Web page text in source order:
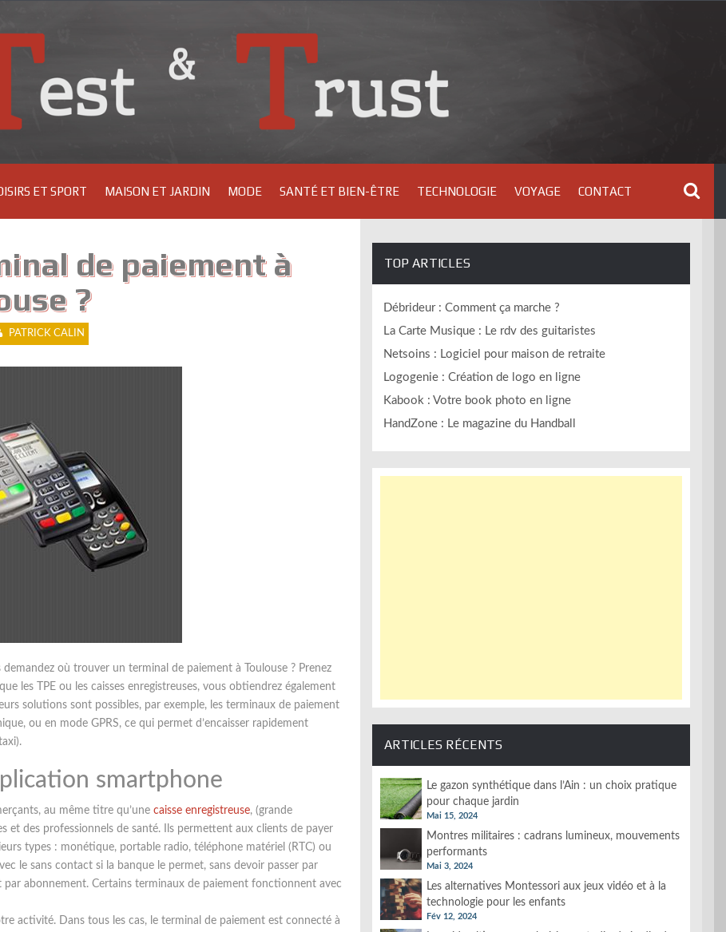
ET SPORT MAISON ET JARDIN MODE SANTÉ ET BIEN-ÊTRE TECHNOLOGIE VOYAGE CONTACT
de paiement à
?
PATRICK CALIN
où trouver un terminal de paiement à Toulouse ? Prenez
les TPE ou les caisses enregistreuses, vous obtiendrez également
solutions sont possibles, par exemple, les terminaux de paiement
ou en mode GPRS, ce qui permet d’encaisser rapidement
smartphone
au même titre qu’une caisse enregistreuse, (grande
et des professionnels de santé. Ils permettent aux clients de payer
types : monétique, portable radio, téléphone matériel (RTC) ou
le sans contact si la banque le permet, sans devoir passer par
par abonnement. Certains terminaux de paiement fonctionnent avec
activité. Dans tous les cas, le terminal de paiement est connecté à
TOP ARTICLES
Débrideur : Comment ça marche ?
La Carte Musique : Le rdv des guitaristes
Netsoins : Logiciel pour maison de retraite
Logogenie : Création de logo en ligne
Kabook : Votre book photo en ligne
HandZone : Le magazine du Handball
ARTICLES RÉCENTS
Le gazon synthétique dans l’Ain : un choix pratique
pour chaque jardin
Mai 15, 2024
Montres militaires : cadrans lumineux, mouvements
performants
Mai 3, 2024
Les alternatives Montessori aux jeux vidéo et à la
technologie pour les enfants
Fév 12, 2024